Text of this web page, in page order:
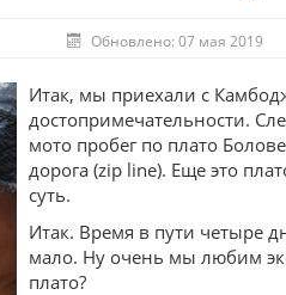
Обновлено: 07 мая 2019
Итак, мы приехали с
достопримечательности.
мото пробег по плато
дорога (zip line). Еще это
суть.
Итак. Время в пути четыре
мало. Ну очень мы любим
плато?